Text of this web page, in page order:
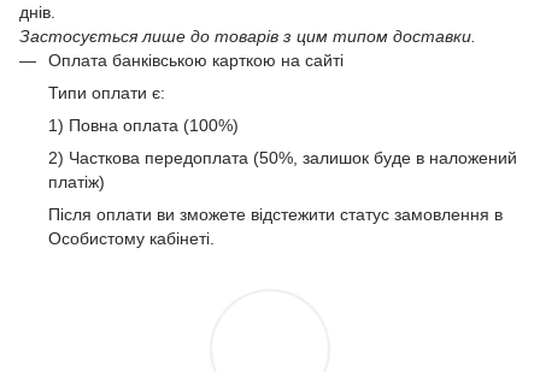
днів.
Застосується лише до товарів з цим типом доставки.
Оплата банківською карткою на сайті
Типи оплати є:
1) Повна оплата (100%)
2) Часткова передоплата (50%, залишок буде в наложений
платіж)
Після оплати ви зможете відстежити статус замовлення в
Особистому кабінеті.